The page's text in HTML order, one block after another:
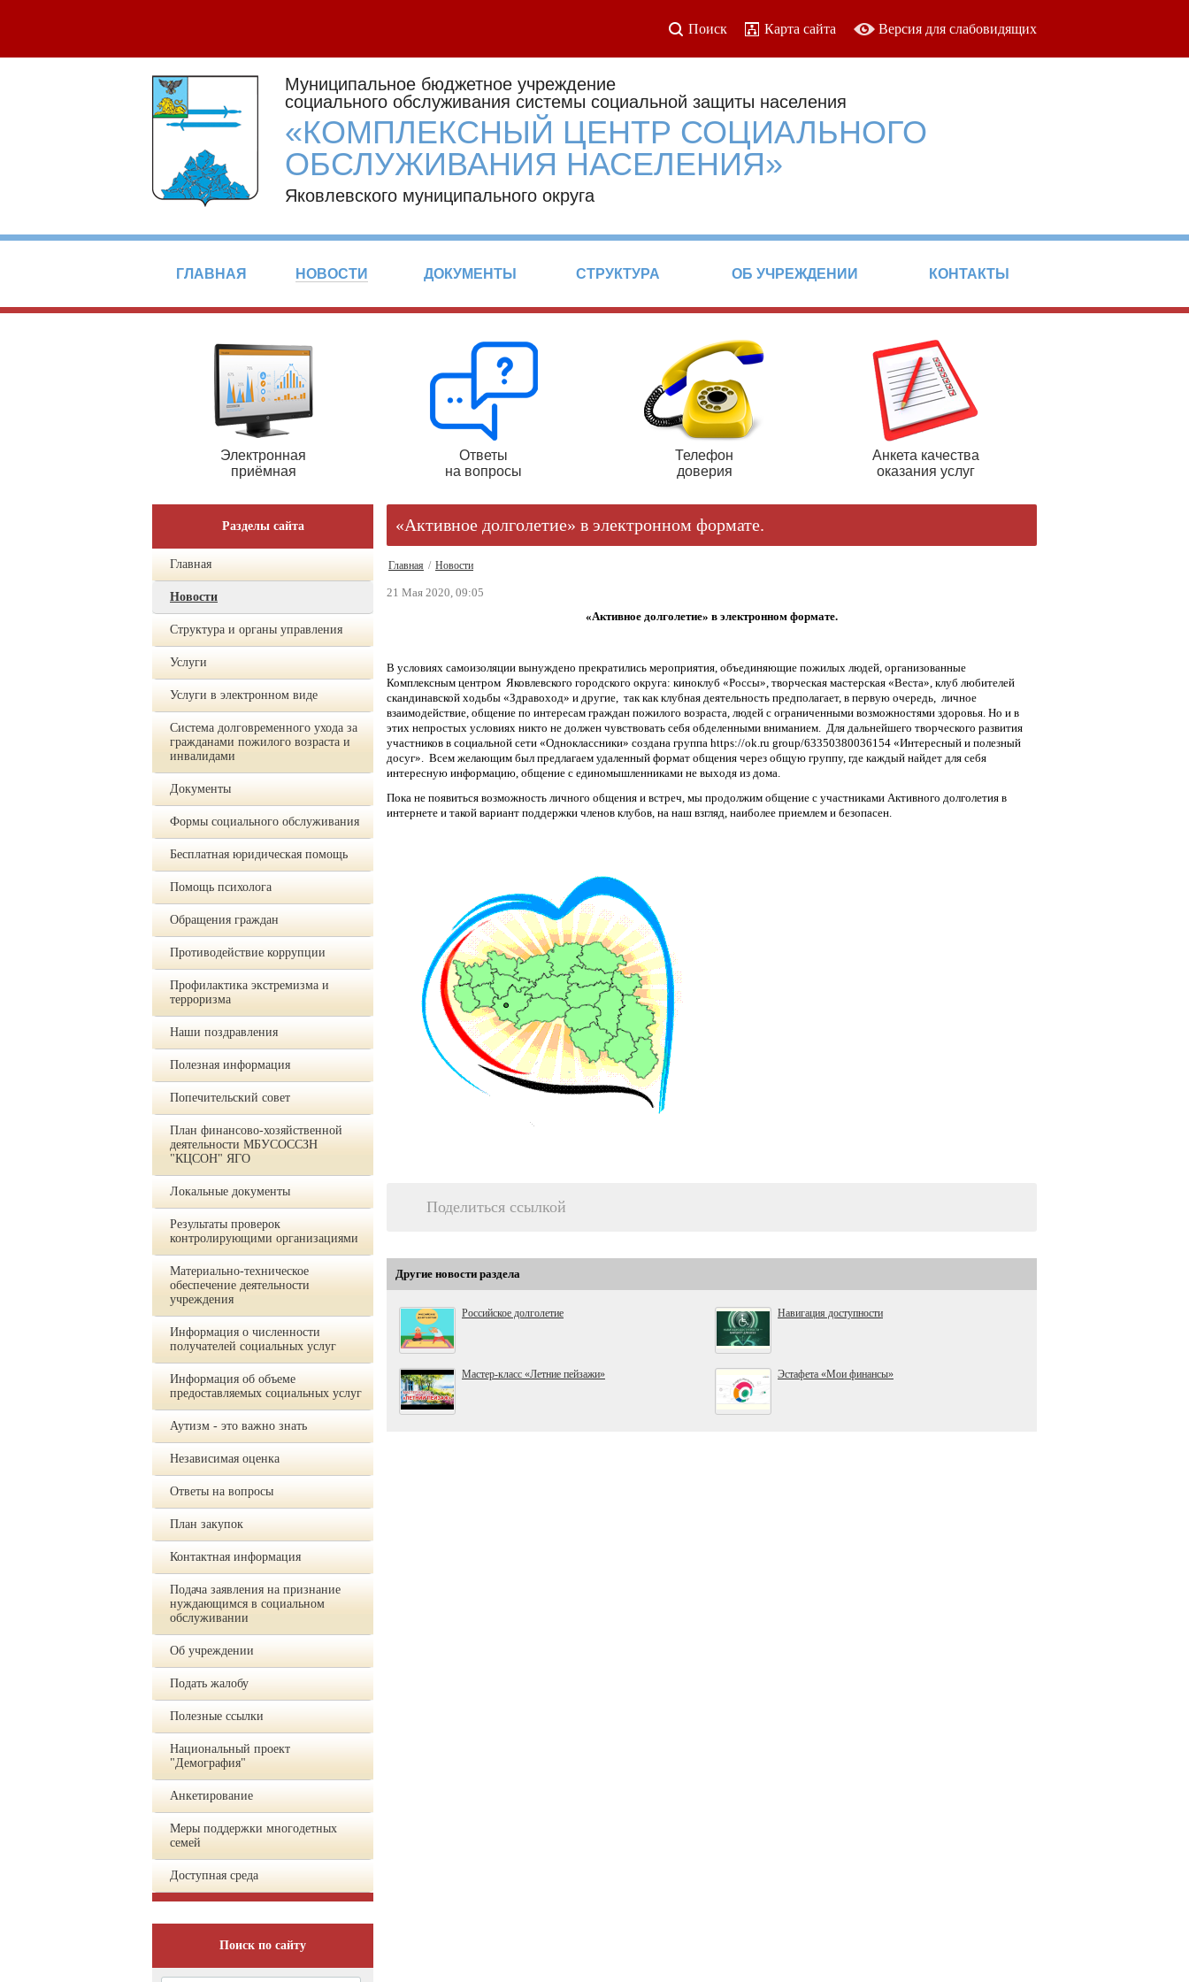
Поиск Карта сайта Версия для слабовидящих
Муниципальное бюджетное учреждение
социального обслуживания системы социальной защиты населения
«КОМПЛЕКСНЫЙ ЦЕНТР СОЦИАЛЬНОГО
ОБСЛУЖИВАНИЯ НАСЕЛЕНИЯ»
Яковлевского муниципального округа
ГЛАВНАЯ НОВОСТИ ДОКУМЕНТЫ СТРУКТУРА ОБ УЧРЕЖДЕНИИ КОНТАКТЫ
Электронная
приёмная
Ответы
на вопросы
Телефон
доверия
Анкета качества
оказания услуг
Разделы сайта
Главная
Новости
Структура и органы управления
Услуги
Услуги в электронном виде
Система долговременного ухода за
гражданами пожилого возраста и
инвалидами
Документы
Формы социального обслуживания
Бесплатная юридическая помощь
Помощь психолога
Обращения граждан
Противодействие коррупции
Профилактика экстремизма и
терроризма
Наши поздравления
Полезная информация
Попечительский совет
План финансово-хозяйственной
деятельности МБУСОССЗН
"КЦСОН" ЯГО
Локальные документы
Результаты проверок
контролирующими организациями
Материально-техническое
обеспечение деятельности
учреждения
Информация о численности
получателей социальных услуг
Информация об объеме
предоставляемых социальных услуг
Аутизм - это важно знать
Независимая оценка
Ответы на вопросы
План закупок
Контактная информация
Подача заявления на признание
нуждающимся в социальном
обслуживании
Об учреждении
Подать жалобу
Полезные ссылки
Национальный проект
"Демография"
Анкетирование
Меры поддержки многодетных
семей
Доступная среда
Поиск по сайту
«Активное долголетие» в электронном формате.
Главная / Новости
21 Мая 2020, 09:05
«Активное долголетие» в электронном формате.
В условиях самоизоляции вынуждено прекратились мероприятия, объединяющие пожилых людей, организованные
Комплексным центром Яковлевского городского округа: киноклуб «Россы», творческая мастерская «Веста», клуб любителей
скандинавской ходьбы «Здравоход» и другие, так как клубная деятельность предполагает, в первую очередь, личное
взаимодействие, общение по интересам граждан пожилого возраста, людей с ограниченными возможностями здоровья. Но и в
этих непростых условиях никто не должен чувствовать себя обделенными вниманием. Для дальнейшего творческого развития
участников в социальной сети «Одноклассники» создана группа https://ok.ru group/63350380036154 «Интересный и полезный
досуг». Всем желающим был предлагаем удаленный формат общения через общую группу, где каждый найдет для себя
интересную информацию, общение с единомышленниками не выходя из дома.
Пока не появиться возможность личного общения и встреч, мы продолжим общение с участниками Активного долголетия в
интернете и такой вариант поддержки членов клубов, на наш взгляд, наиболее приемлем и безопасен.
Поделиться ссылкой
Другие новости раздела
Российское долголетие Навигация доступности
Мастер-класс «Летние пейзажи» Эстафета «Мои финансы»